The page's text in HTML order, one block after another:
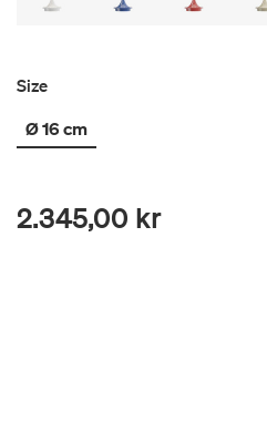
Size
Ø 16 cm
2.345,00 kr